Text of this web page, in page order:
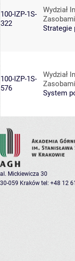
100-IZP-1S-
322
Wydział
Zasobami
Strategie
100-IZP-1S-
576
Wydział
Zasobami
System
al. Mickiewicza 30
30-059 Kraków tel: +48 12